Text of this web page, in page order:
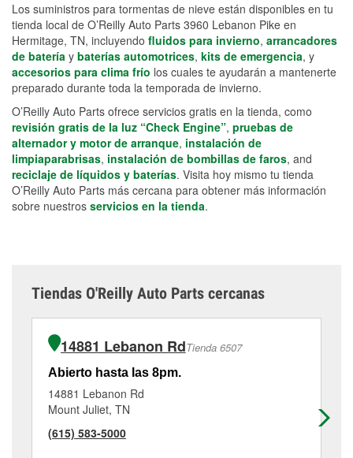
Los suministros para tormentas de nieve están disponibles en tu
tienda local de O’Reilly Auto Parts 3960 Lebanon Pike en
Hermitage, TN, incluyendo fluidos para invierno, arrancadores
de batería y baterías automotrices, kits de emergencia, y
accesorios para clima frío los cuales te ayudarán a mantenerte
preparado durante toda la temporada de invierno.
O’Reilly Auto Parts ofrece servicios gratis en la tienda, como
revisión gratis de la luz “Check Engine”, pruebas de
alternador y motor de arranque, instalación de
limpiaparabrisas, instalación de bombillas de faros, and
reciclaje de líquidos y baterías. Visita hoy mismo tu tienda
O’Reilly Auto Parts más cercana para obtener más información
sobre nuestros servicios en la tienda.
Tiendas O'Reilly Auto Parts cercanas
14881 Lebanon RdTienda 6507
Abierto hasta las 8pm.
14881 Lebanon Rd
Mount Juliet, TN
(615) 583-5000